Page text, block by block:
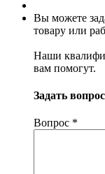
Вы можете
товару или
Наши
вам помогут.
Задать вопрос
Вопрос *